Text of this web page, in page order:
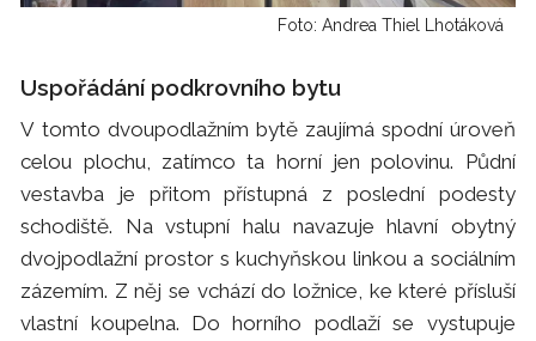
Foto: Andrea Thiel Lhotáková
Uspořádání podkrovního bytu
V tomto dvoupodlažním bytě zaujímá spodní úroveň
celou plochu, zatímco ta horní jen polovinu. Půdní
vestavba je přitom přístupná z poslední podesty
schodiště. Na vstupní halu navazuje hlavní obytný
dvojpodlažní prostor s kuchyňskou linkou a sociálním
zázemím. Z něj se vchází do ložnice, ke které přísluší
vlastní koupelna. Do horního podlaží se vystupuje